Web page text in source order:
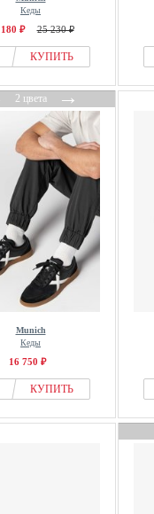
Кеды
₽ 25 230 ₽
КУПИТЬ
2 цвета→
Munich
Кеды
16 750 ₽
КУПИТЬ